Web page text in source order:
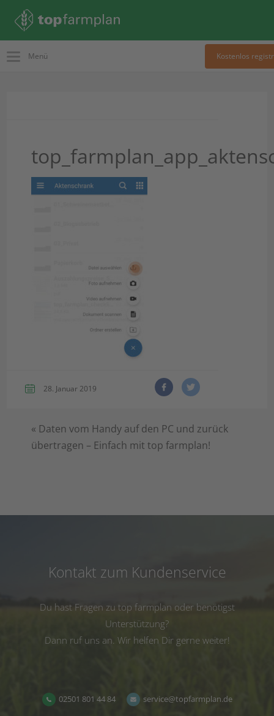
Menü Kostenlos
28. Januar 2019
« Daten vom Handy auf den PC und zurück
übertragen – Einfach mit top farmplan!
Kontakt zum Kundenservice
Du hast Fragen zu top farmplan oder benötigst
Unterstützung?
Dann ruf uns an. Wir helfen Dir gerne weiter!
02501 801 44 84 service@topfarmplan.de